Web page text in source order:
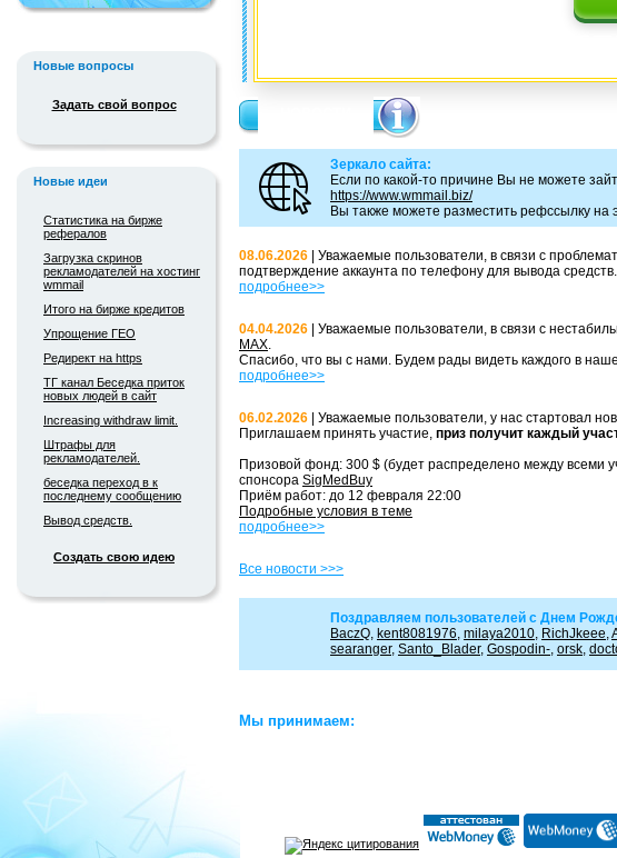
Новые вопросы
Задать свой вопрос
Новые идеи
Статистика на бирже
рефералов
Загрузка скринов
рекламодателей на хостинг
wmmail
Итого на бирже кредитов
Упрощение ГЕО
Редирект на https
ТГ канал Беседка приток
новых людей в сайт
Increasing withdraw limit.
Штрафы для
рекламодателей.
беседка переход в к
последнему сообщению
Вывод средств.
Создать свою идею
___________ ___ __ ___ ____________
Зеркало сайта:
Если по какой-то причине Вы не можете
https://www.wmmail.biz/
Вы также можете разместить рефссылку на
08.06.2026 | Уважаемые пользователи, в связи с
подтверждение аккаунта по телефону для вывода средств.
подробнее>>
04.04.2026 | Уважаемые пользователи, в связи с
MAX.
Спасибо, что вы с нами. Будем рады видеть каждого в
подробнее>>
06.02.2026 | Уважаемые пользователи, у нас стартовал
Приглашаем принять участие, приз получит каждый
Призовой фонд: 300 $ (будет распределено между всеми
спонсора SigMedBuy
Приём работ: до 12 февраля 22:00
Подробные условия в теме
подробнее>>
Все новости >>>
Поздравляем пользователей с Днем
BaczQ, kent8081976, milaya2010, RichJkeee,
searanger, Santo_Blader, Gospodin-, orsk,
Мы принимаем: